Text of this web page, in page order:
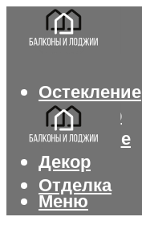
Остекление
Интерьер
Утепление
Декор
Отделка
Меню